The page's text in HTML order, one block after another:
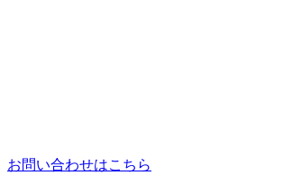
お問い合わせはこちら